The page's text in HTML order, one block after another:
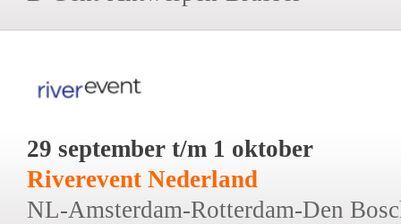
29 september t/m 1 oktober
Riverevent Nederland
NL-Amsterdam-Rotterdam-Den